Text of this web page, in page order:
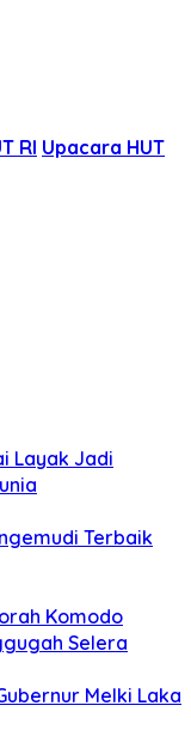
RI Upacara HUT
Layak Jadi
Terbaik
Komodo
Selera
Melki Laka